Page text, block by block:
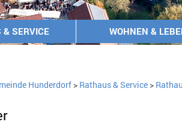
& SERVICE WOHNEN &
Hunderdorf> Rathaus & Service>